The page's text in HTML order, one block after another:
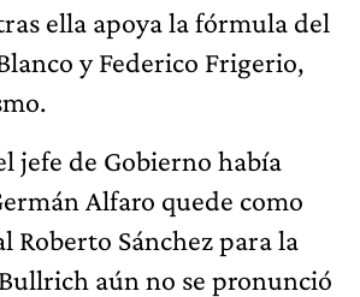
ella apoya la fórmula del
y Federico Frigerio,
jefe de Gobierno había
Alfaro quede como
Roberto Sánchez para la
aún no se pronunció